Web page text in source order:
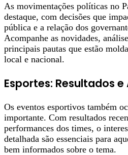
As movimentações políticas no
destaque, com decisões que
pública e a relação dos
Acompanhe as novidades,
principais pautas que estão
local e nacional.
Esportes: Resultados e
Os eventos esportivos também
importante. Com resultados
performances dos times, o
detalhada são essenciais para
bem informados sobre o tema.